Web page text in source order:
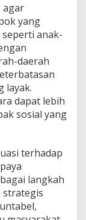
agar
yang
anak-
daerah
layak.
dapat lebih
sosial yang
terhadap
langkah